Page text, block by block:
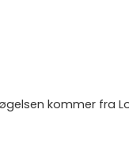
kommer fra